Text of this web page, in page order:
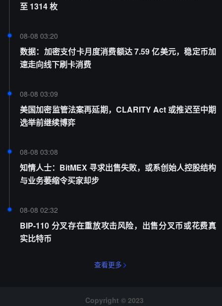
至 1314 枚
08-08 03:20
数据：加密支付卡月度消费额达 7.59 亿美元，稳定币加
速走向线下刷卡消费
08-08 03:09
美国加密监管法案再延期，CLARITY Act 或推迟至中期
选举前继续博弈
08-08 03:08
知情人士：BitMEX 寻求出售失败，或系创始人控股结构
与业务萎缩令买家却步
08-08 02:32
BIP-110 分叉存在重放攻击风险，出售分叉币或花费真
实比特币
查看更多
Copyright © 2023